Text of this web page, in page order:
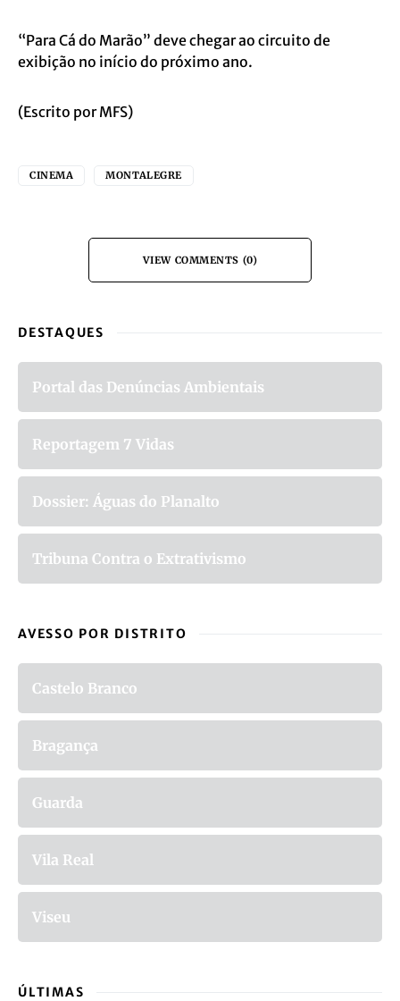
“Para Cá do Marão” deve chegar ao circuito de
exibição no início do próximo ano.
(Escrito por MFS)
CINEMA MONTALEGRE
VIEW COMMENTS (0)
DESTAQUES
Portal das Denúncias Ambientais
Reportagem 7 Vidas
Dossier: Águas do Planalto
Tribuna Contra o Extrativismo
AVESSO POR DISTRITO
Castelo Branco
Bragança
Guarda
Vila Real
Viseu
ÚLTIMAS